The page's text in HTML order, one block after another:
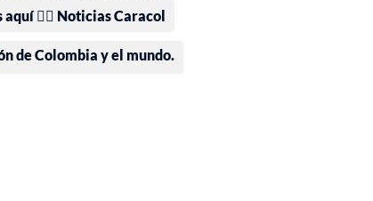
👉🏻 Noticias Caracol
de Colombia y el mundo.